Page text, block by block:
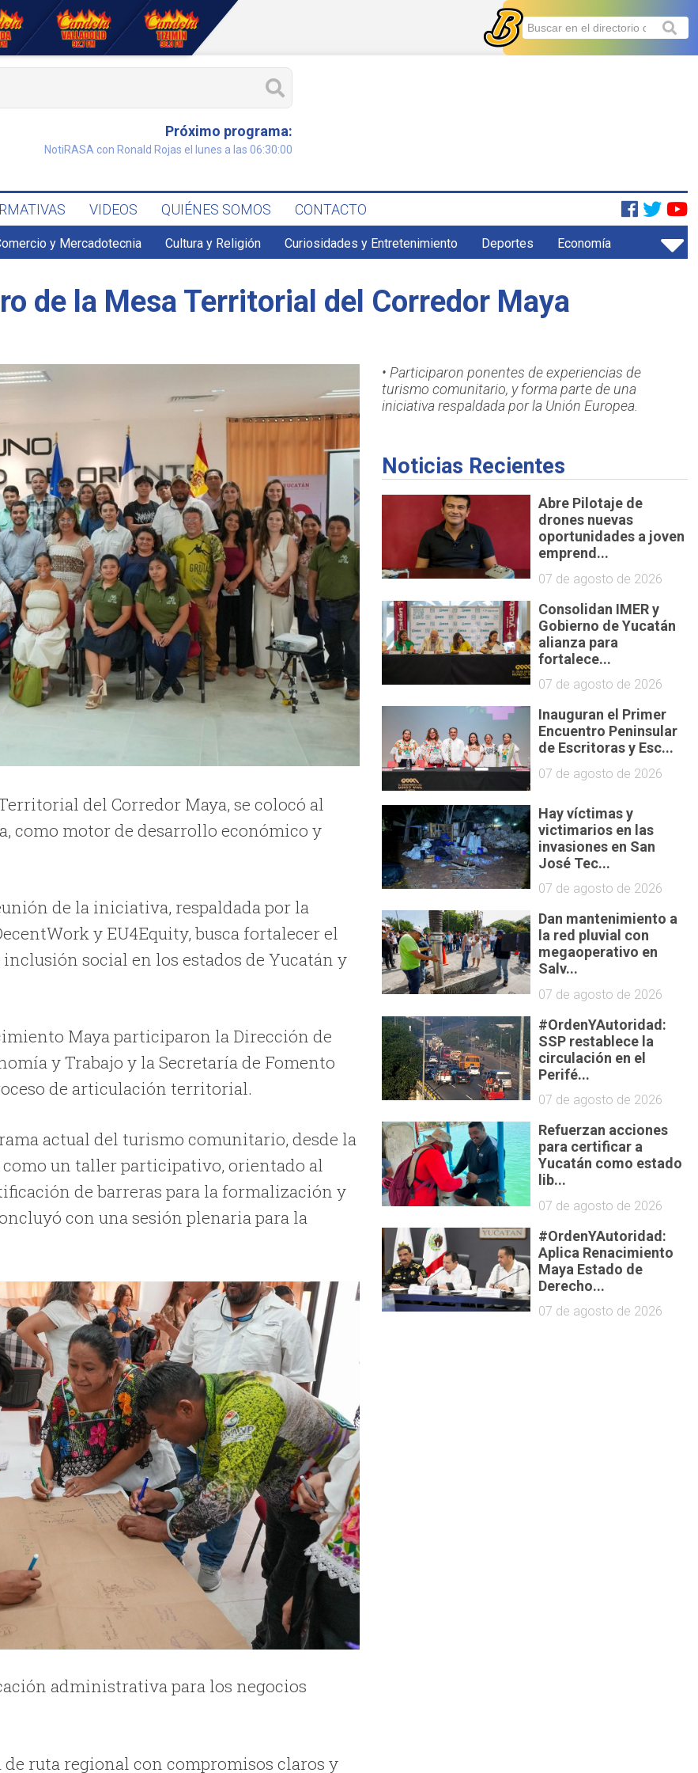
Próximo programa:
NotiRASA con Ronald Rojas el lunes a las 06:30:00
VIDEOS QUIÉNES SOMOS CONTACTO
y Mercadotecnia Cultura y Religión Curiosidades y Entretenimiento Deportes Economía
de la Mesa Territorial del Corredor Maya
del Corredor Maya, se colocó al
como motor de desarrollo económico y
de la iniciativa, respaldada por la
y EU4Equity, busca fortalecer el
social en los estados de Yucatán y
Maya participaron la Dirección de
y Trabajo y la Secretaría de Fomento
de articulación territorial.
actual del turismo comunitario, desde la
un taller participativo, orientado al
de barreras para la formalización y
con una sesión plenaria para la
administrativa para los negocios
ruta regional con compromisos claros y
• Participaron ponentes de experiencias de
turismo comunitario, y forma parte de una
iniciativa respaldada por la Unión Europea.
Noticias Recientes
Abre Pilotaje de
drones nuevas
oportunidades a joven
emprend...
07 de agosto de 2026
Consolidan IMER y
Gobierno de Yucatán
alianza para
fortalece...
07 de agosto de 2026
Inauguran el Primer
Encuentro Peninsular
de Escritoras y Esc...
07 de agosto de 2026
Hay víctimas y
victimarios en las
invasiones en San
José Tec...
07 de agosto de 2026
Dan mantenimiento a
la red pluvial con
megaoperativo en
Salv...
07 de agosto de 2026
#OrdenYAutoridad:
SSP restablece la
circulación en el
Perifé...
07 de agosto de 2026
Refuerzan acciones
para certificar a
Yucatán como estado
lib...
07 de agosto de 2026
#OrdenYAutoridad:
Aplica Renacimiento
Maya Estado de
Derecho...
07 de agosto de 2026